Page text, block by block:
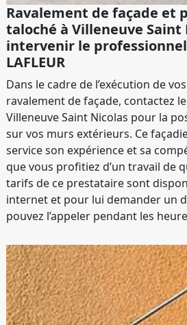
Ravalement de façade et
taloché à Villeneuve Saint
intervenir le
LAFLEUR
Dans le cadre de l’exécution de
ravalement de façade, contactez
Villeneuve Saint Nicolas pour la
sur vos murs extérieurs. Ce
service son expérience et sa
que vous profitiez d’un travail de
tarifs de ce prestataire sont
internet et pour lui demander un
pouvez l’appeler pendant les